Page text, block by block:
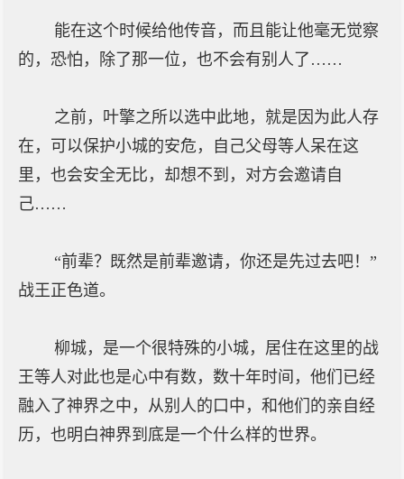
能在这个时候给他传音，而且能让他毫无觉察
的，恐怕，除了那一位，也不会有别人了……
之前，叶擎之所以选中此地，就是因为此人存
在，可以保护小城的安危，自己父母等人呆在这
里，也会安全无比，却想不到，对方会邀请自
己……
“前辈？既然是前辈邀请，你还是先过去吧！”
战王正色道。
柳城，是一个很特殊的小城，居住在这里的战
王等人对此也是心中有数，数十年时间，他们已经
融入了神界之中，从别人的口中，和他们的亲自经
历，也明白神界到底是一个什么样的世界。